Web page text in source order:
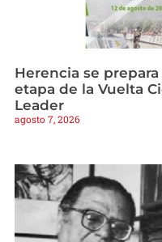
Herencia se
etapa de la Vuelta
Leader
agosto 7, 2026